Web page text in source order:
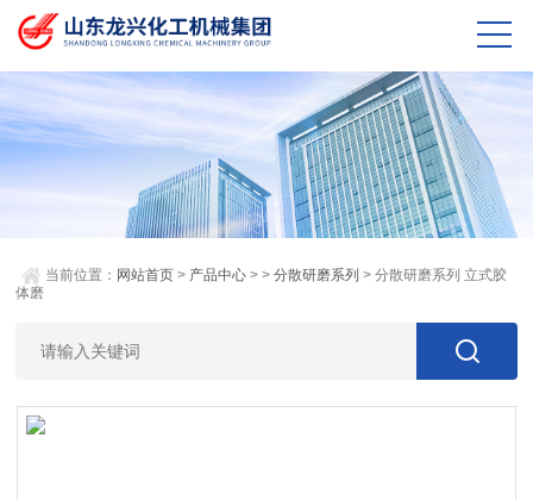
当前位置： 网站首页 > 产品中心 > >分散研磨系列 > 分散研磨系列 立式胶
体磨